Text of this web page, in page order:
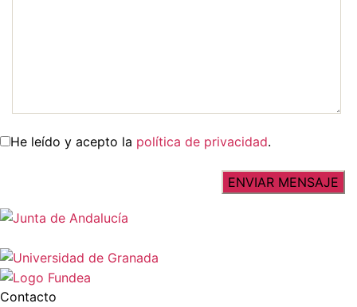
He leído y acepto la política de privacidad.
Contacto